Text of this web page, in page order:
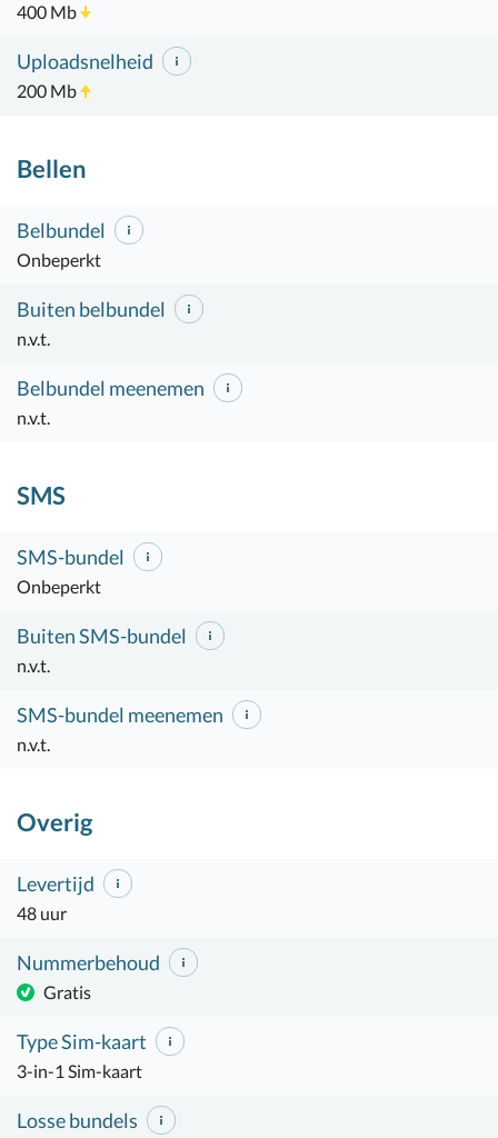
400 Mb
Uploadsnelheid
200 Mb
Bellen
Belbundel
Onbeperkt
Buiten belbundel
n.v.t.
Belbundel meenemen
n.v.t.
SMS
SMS-bundel
Onbeperkt
Buiten SMS-bundel
n.v.t.
SMS-bundel meenemen
n.v.t.
Overig
Levertijd
48 uur
Nummerbehoud
Gratis
Type Sim-kaart
3-in-1 Sim-kaart
Losse bundels